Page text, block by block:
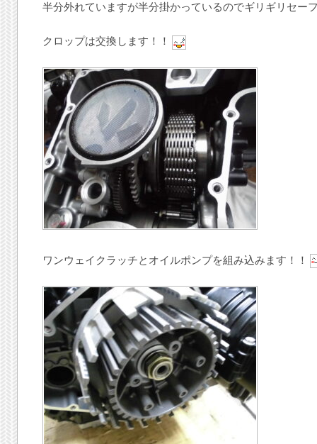
半分外れていますが半分掛かっているのでギリギリセー
クロップは交換します！！
ワンウェイクラッチとオイルポンプを組み込みます！！